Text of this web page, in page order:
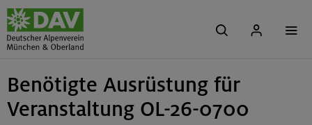
Benötigte Ausrüstung für
Veranstaltung OL-26-0700